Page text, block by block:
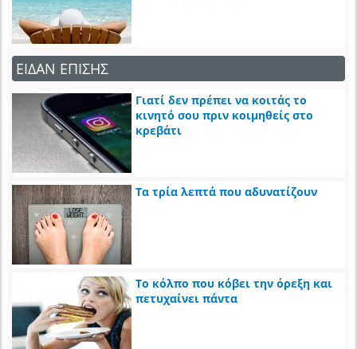
ΕΙΔΑΝ ΕΠΙΣΗΣ
Γιατί δεν πρέπει να κοιτάς το
κινητό σου πριν κοιμηθείς στο
κρεβάτι
Τα τρία λεπτά που αδυνατίζουν
Το κόλπο που κόβει την όρεξη και
πετυχαίνει πάντα